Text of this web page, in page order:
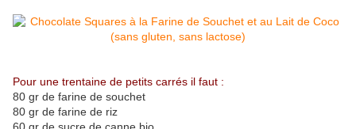
Pour une trentaine de petits carrés il faut :
80 gr de farine de souchet
80 gr de farine de riz